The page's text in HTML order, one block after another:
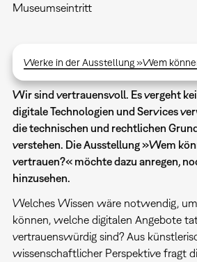
Museumseintritt
Werke in der Ausstellung »Wem
Wir sind vertrauensvoll. Es vergeht
digitale Technologien und Services
die technischen und rechtlichen
verstehen. Die Ausstellung »Wem
vertrauen?« möchte dazu anregen,
hinzusehen.
Welches Wissen wäre notwendig,
können, welche digitalen Angebote
vertrauenswürdig sind? Aus
wissenschaftlicher Perspektive fragt